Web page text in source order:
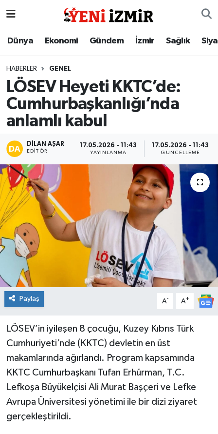
Dünya Ekonomi Gündem İzmir Sağlık
HABERLER GENEL
LÖSEV Heyeti KKTC’de:
Cumhurbaşkanlığı’nda
anlamlı kabul
DILAN AŞAR
EDITÖR
17.05.2026 - 11:43
YAYINLANMA
17.05.2026 - 11:43
GÜNCELLEME
Paylaş A- A+
LÖSEV’in iyileşen 8 çocuğu, Kuzey Kıbrıs Türk
Cumhuriyeti’nde (KKTC) devletin en üst
makamlarında ağırlandı. Program kapsamında
KKTC Cumhurbaşkanı Tufan Erhürman, T.C.
Lefkoşa Büyükelçisi Ali Murat Başçeri ve Lefke
Avrupa Üniversitesi yönetimi ile bir dizi ziyaret
gerçekleştirildi.
Dünya
Gündem
İzmir
Magazin
Resmi İlanlar
Spor
Teknoloji
Tatil ve Seyahat
Okul Gazetesi
İzmir Nöbetçi Eczaneler
İzmir Namaz Vakitleri
İzmir Trafik Yoğunluk Haritası
Son Dakika Haberleri
Haber Arşivi